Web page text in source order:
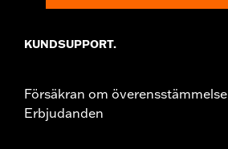
KUNDSUPPORT.
Försäkran om överensstämmelse
Erbjudanden